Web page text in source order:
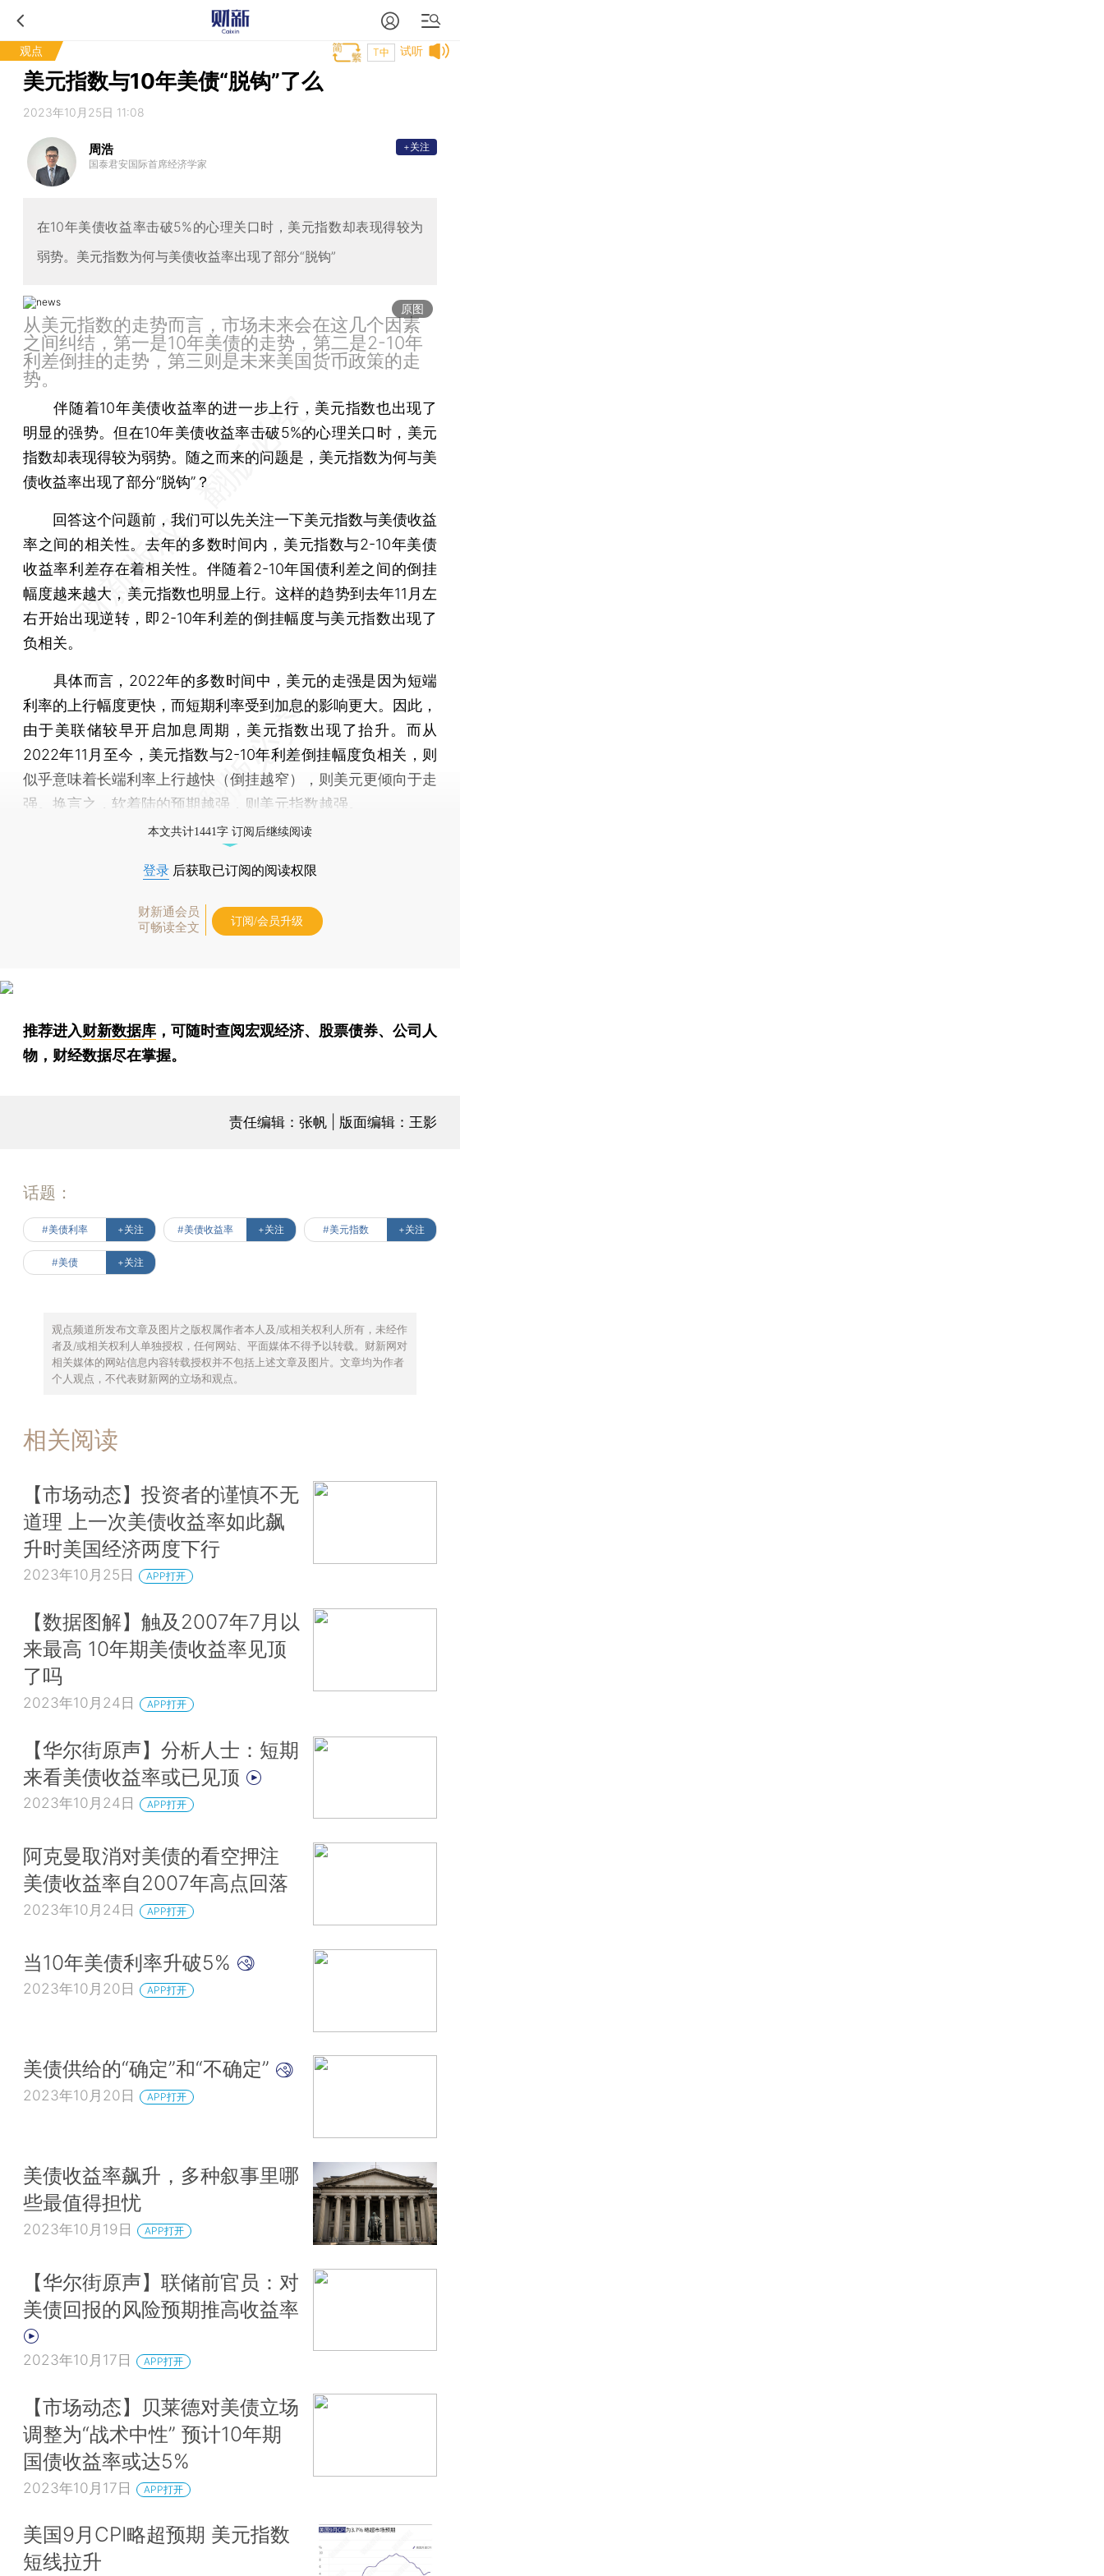
观点 试听
T中
美元指数与10年美债“脱钩”了么
2023年10月25日 11:08
周浩
国泰君安国际首席经济学家
+关注
在10年美债收益率击破5%的心理关口时，美元指数却表现得较为
弱势。美元指数为何与美债收益率出现了部分“脱钩”
原图
从美元指数的走势而言，市场未来会在这几个因素
之间纠结，第一是10年美债的走势，第二是2-10年
利差倒挂的走势，第三则是未来美国货币政策的走
势。
伴随着10年美债收益率的进一步上行，美元指数也出现了
明显的强势。但在10年美债收益率击破5%的心理关口时，美元
指数却表现得较为弱势。随之而来的问题是，美元指数为何与美
债收益率出现了部分“脱钩”？
回答这个问题前，我们可以先关注一下美元指数与美债收益
率之间的相关性。去年的多数时间内，美元指数与2-10年美债
收益率利差存在着相关性。伴随着2-10年国债利差之间的倒挂
幅度越来越大，美元指数也明显上行。这样的趋势到去年11月左
右开始出现逆转，即2-10年利差的倒挂幅度与美元指数出现了
负相关。
具体而言，2022年的多数时间中，美元的走强是因为短端
利率的上行幅度更快，而短期利率受到加息的影响更大。因此，
由于美联储较早开启加息周期，美元指数出现了抬升。而从
2022年11月至今，美元指数与2-10年利差倒挂幅度负相关，则
似乎意味着长端利率上行越快（倒挂越窄），则美元更倾向于走
强。换言之，软着陆的预期越强，则美元指数越强。
本文共计1441字 订阅后继续阅读
登录 后获取已订阅的阅读权限
财新通会员
可畅读全文
订阅/会员升级
推荐进入财新数据库 ，可随时查阅宏观经济、股票债券、公司人
物，财经数据尽在掌握。
责任编辑：张帆 | 版面编辑：王影
话题：
#美债利率 +关注 #美债收益率 +关注 #美元指数 +关注
#美债 +关注
观点频道所发布文章及图片之版权属作者本人及/或相关权利人所有，未经作
者及/或相关权利人单独授权，任何网站、平面媒体不得予以转载。财新网对
相关媒体的网站信息内容转载授权并不包括上述文章及图片。文章均为作者
个人观点，不代表财新网的立场和观点。
相关阅读
【市场动态】投资者的谨慎不无
道理 上一次美债收益率如此飙
升时美国经济两度下行
2023年10月25日 APP打开
【数据图解】触及2007年7月以
来最高 10年期美债收益率见顶
了吗
2023年10月24日 APP打开
【华尔街原声】分析人士：短期
来看美债收益率或已见顶
2023年10月24日 APP打开
阿克曼取消对美债的看空押注
美债收益率自2007年高点回落
2023年10月24日 APP打开
当10年美债利率升破5%
2023年10月20日 APP打开
美债供给的“确定”和“不确定”
2023年10月20日 APP打开
美债收益率飙升，多种叙事里哪
些最值得担忧
2023年10月19日 APP打开
【华尔街原声】联储前官员：对
美债回报的风险预期推高收益率
2023年10月17日 APP打开
【市场动态】贝莱德对美债立场
调整为“战术中性” 预计10年期
国债收益率或达5%
2023年10月17日 APP打开
美国9月CPI略超预期 美元指数
短线拉升